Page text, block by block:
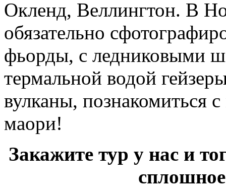
Окленд, Веллингтон. В
обязательно
фьорды, с ледниковыми
термальной водой
вулканы, познакомиться
маори!
Закажите тур у нас и